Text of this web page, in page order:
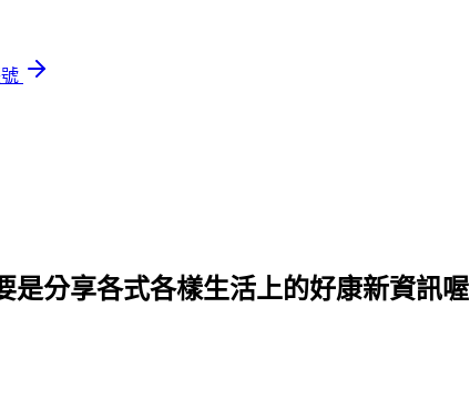
是分享各式各樣生活上的好康新資訊喔